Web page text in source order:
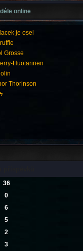
online
je osel
Grosse
Huotarinen
Thorinson
36
0
6
5
2
3